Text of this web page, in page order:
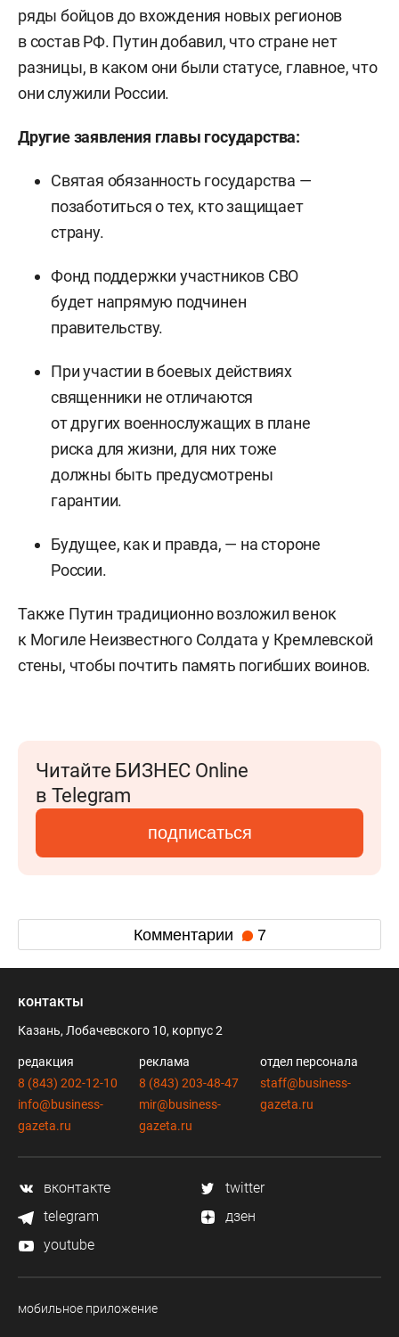
ряды бойцов до вхождения новых регионов
в состав РФ. Путин добавил, что стране нет
разницы, в каком они были статусе, главное, что
они служили России.
Другие заявления главы государства:
Святая обязанность государства —
позаботиться о тех, кто защищает
страну.
Фонд поддержки участников СВО
будет напрямую подчинен
правительству.
При участии в боевых действиях
священники не отличаются
от других военнослужащих в плане
риска для жизни, для них тоже
должны быть предусмотрены
гарантии.
Будущее, как и правда, — на стороне
России.
Также Путин традиционно возложил венок
к Могиле Неизвестного Солдата у Кремлевской
стены, чтобы почтить память погибших воинов.
Читайте БИЗНЕС Online
в Telegram
подписаться
Комментарии 7
контакты
Казань, Лобачевского 10, корпус 2
редакция
8 (843) 202-12-10
info@business-
gazeta.ru
реклама
8 (843) 203-48-47
mir@business-
gazeta.ru
отдел персонала
staff@business-
gazeta.ru
вконтакте
twitter
telegram
дзен
youtube
мобильное приложение